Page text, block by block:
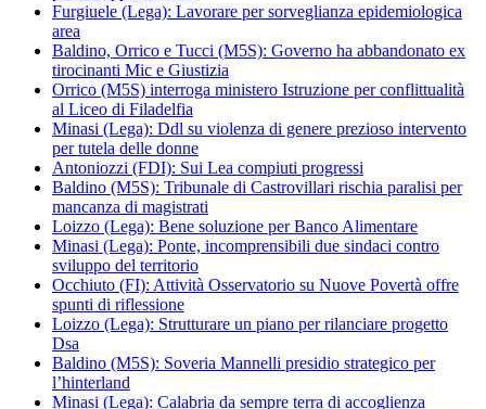
Furgiuele (Lega): Lavorare per sorveglianza epidemiologica
area
Baldino, Orrico e Tucci (M5S): Governo ha abbandonato ex
tirocinanti Mic e Giustizia
Orrico (M5S) interroga ministero Istruzione per conflittualità
al Liceo di Filadelfia
Minasi (Lega): Ddl su violenza di genere prezioso intervento
per tutela delle donne
Antoniozzi (FDI): Sui Lea compiuti progressi
Baldino (M5S): Tribunale di Castrovillari rischia paralisi per
mancanza di magistrati
Loizzo (Lega): Bene soluzione per Banco Alimentare
Minasi (Lega): Ponte, incomprensibili due sindaci contro
sviluppo del territorio
Occhiuto (FI): Attività Osservatorio su Nuove Povertà offre
spunti di riflessione
Loizzo (Lega): Strutturare un piano per rilanciare progetto
Dsa
Baldino (M5S): Soveria Mannelli presidio strategico per
l’hinterland
Minasi (Lega): Calabria da sempre terra di accoglienza